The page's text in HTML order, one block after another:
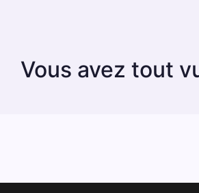
Vous avez tout